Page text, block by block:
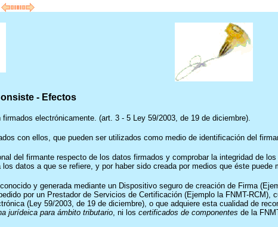
- Efectos
electrónicamente. (art. 3 - 5 Ley 59/2003, de 19 de diciembre).
con ellos, que pueden ser utilizados como medio de identificación del
del firmante respecto de los datos firmados y comprobar la integridad de
datos a que se refiere, y por haber sido creada por medios que éste puede
y generada mediante un Dispositivo seguro de creación de Firma
por un Prestador de Servicios de Certificación (Ejemplo la FNMT-RCM),
(Ley 59/2003, de 19 de diciembre), o que adquiere esta cualidad de
jurídeica para ámbito tributario, ni los certificados de componentes de la